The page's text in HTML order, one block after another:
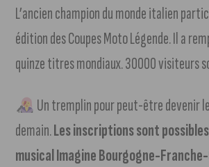
L’ancien champion du monde italien
édition des Coupes Moto Légende. Il a
quinze titres mondiaux. 30000 visiteurs
Un tremplin pour peut-être devenir
demain.Les inscriptions sont
musical Imagine Bourgogne-